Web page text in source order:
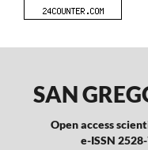
SAN
Open access
e-ISSN